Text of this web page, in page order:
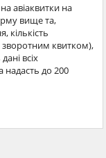
авіаквитки на
вище та,
кількість
зворотним квитком),
всіх
надасть до 200